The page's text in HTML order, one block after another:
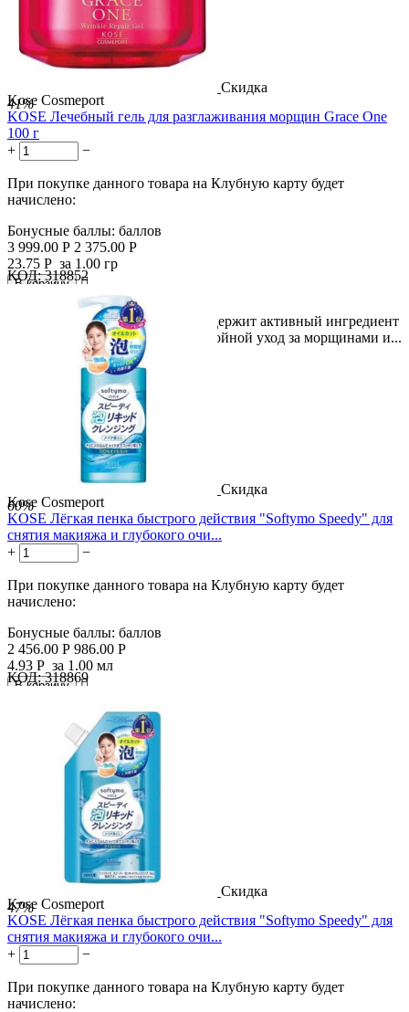
Скидка
41%
Kose Cosmeport
KOSE Лечебный гель для разглаживания морщин Grace One
100 г
+
−
При покупке данного товара на Клубную карту будет
начислено:
Бонусные баллы: баллов
3 999.00 Р 2 375.00 Р
23.75 Р за 1.00 гр
В корзину

Гель от морщин Grace One. ● Содержит активный ингредиент
«ниацинамид». Обеспечивает двойной уход за морщинами и...
КОД: 318852
Скидка
60%
Kose Cosmeport
KOSE Лёгкая пенка быстрого действия "Softymo Speedy" для
снятия макияжа и глубокого очи...
+
−
При покупке данного товара на Клубную карту будет
начислено:
Бонусные баллы: баллов
2 456.00 Р 986.00 Р
4.93 Р за 1.00 мл
В корзину

КОД: 318869
Скидка
47%
Kose Cosmeport
KOSE Лёгкая пенка быстрого действия "Softymo Speedy" для
снятия макияжа и глубокого очи...
+
−
При покупке данного товара на Клубную карту будет
начислено: